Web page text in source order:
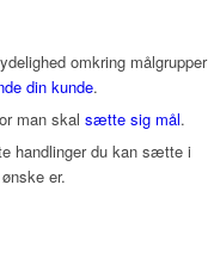
omkring målgrupper
din kunde.
man skal sætte sig mål.
handlinger du kan sætte i
er.